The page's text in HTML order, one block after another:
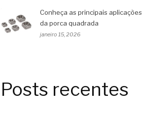
Conheça as principais aplicações
da porca quadrada
janeiro 15, 2026
Posts recentes